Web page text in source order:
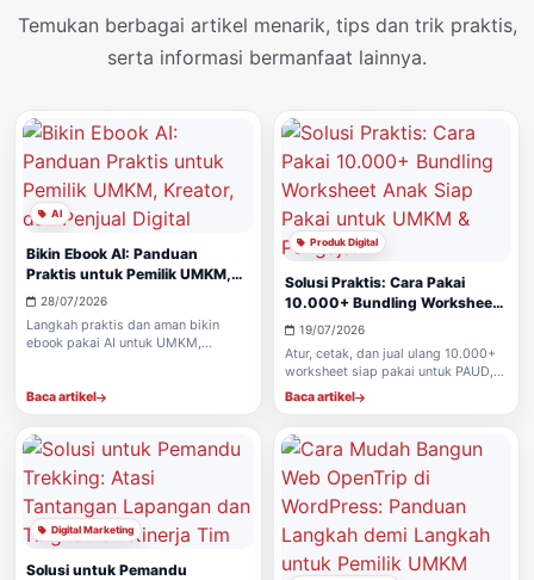
Temukan berbagai artikel menarik, tips dan trik praktis,
serta informasi bermanfaat lainnya.
AI
Bikin Ebook AI: Panduan
Praktis untuk Pemilik UMKM,
Kreator, dan Penjual Digital
28/07/2026
Langkah praktis dan aman bikin
ebook pakai AI untuk UMKM,
ribet.
Baca artikel
Produk Digital
Solusi Praktis: Cara Pakai
10.000+ Bundling Worksheet
Anak Siap Pakai untuk UMKM &
19/07/2026
Atur, cetak, dan jual ulang 10.000+
worksheet siap pakai untuk PAUD,
TK, homeschooling—panduan
langkah demi langkah agar efektif
untuk guru, orangtua, dan reseller
digital.
Baca artikel
Digital Marketing
Solusi untuk Pemandu